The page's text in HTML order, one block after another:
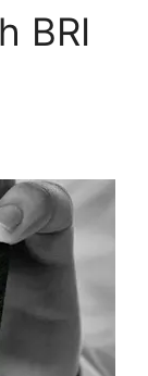
BRI